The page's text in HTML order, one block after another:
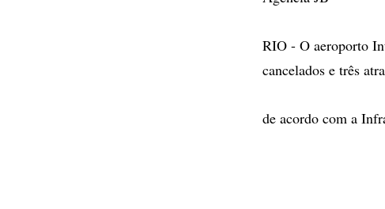
RIO - O aeroporto
cancelados e três
de acordo com a